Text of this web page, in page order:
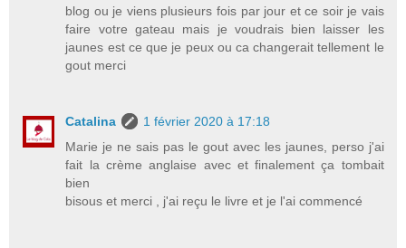
blog ou je viens plusieurs fois par jour et ce soir je vais
faire votre gateau mais je voudrais bien laisser les
jaunes est ce que je peux ou ca changerait tellement le
gout merci
Catalina
1 février 2020 à 17:18
Marie je ne sais pas le gout avec les jaunes, perso j'ai
fait la crème anglaise avec et finalement ça tombait
bien
bisous et merci , j'ai reçu le livre et je l'ai commencé